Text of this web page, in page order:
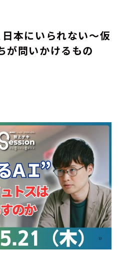
日本にいられない～仮
が問いかけるもの